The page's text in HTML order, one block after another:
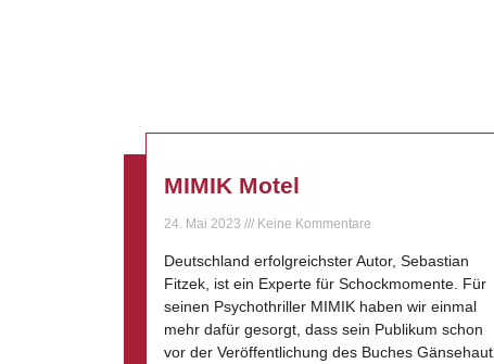
MIMIK Motel
24. Mai 2023 Keine Kommentare
Deutschland erfolgreichster Autor, Sebastian
Fitzek, ist ein Experte für Schockmomente. Für
seinen Psychothriller MIMIK haben wir einmal
mehr dafür gesorgt, dass sein Publikum schon
vor der Veröffentlichung des Buches Gänsehaut